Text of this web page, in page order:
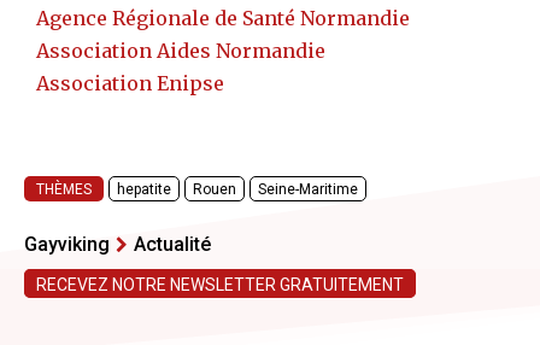
Agence Régionale de Santé Normandie
Association Aides Normandie
Association Enipse
THÈMES hepatite Rouen Seine-Maritime
Gayviking Actualité
RECEVEZ NOTRE NEWSLETTER GRATUITEMENT